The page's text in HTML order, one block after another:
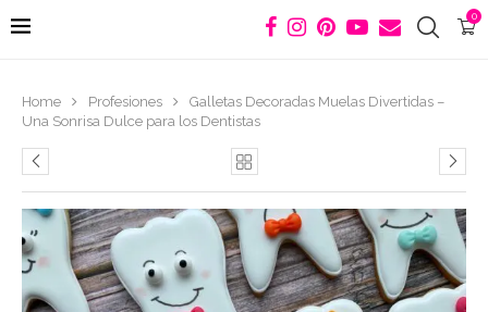
0
Home Profesiones
Galletas Decoradas Muelas Divertidas –
Una Sonrisa Dulce para los Dentistas